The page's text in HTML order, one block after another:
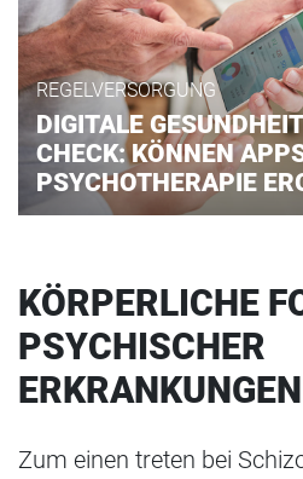
REGELVERSORGUNG
DIGITALE
CHECK: KÖNNEN
PSYCHOTHERAPIE
KÖRPERLICHE
PSYCHISCHER
ERKRANKUNGEN
Zum einen treten bei